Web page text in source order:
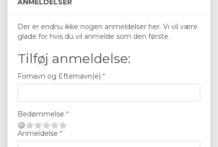
ANMELDELSER
Der er endnu ikke nogen anmeldelser her. Vi vil være
glade for hvis du vil anmelde som den første.
Tilføj anmeldelse:
Fornavn og Efternavn(e)
Bedømmelse
Anmeldelse